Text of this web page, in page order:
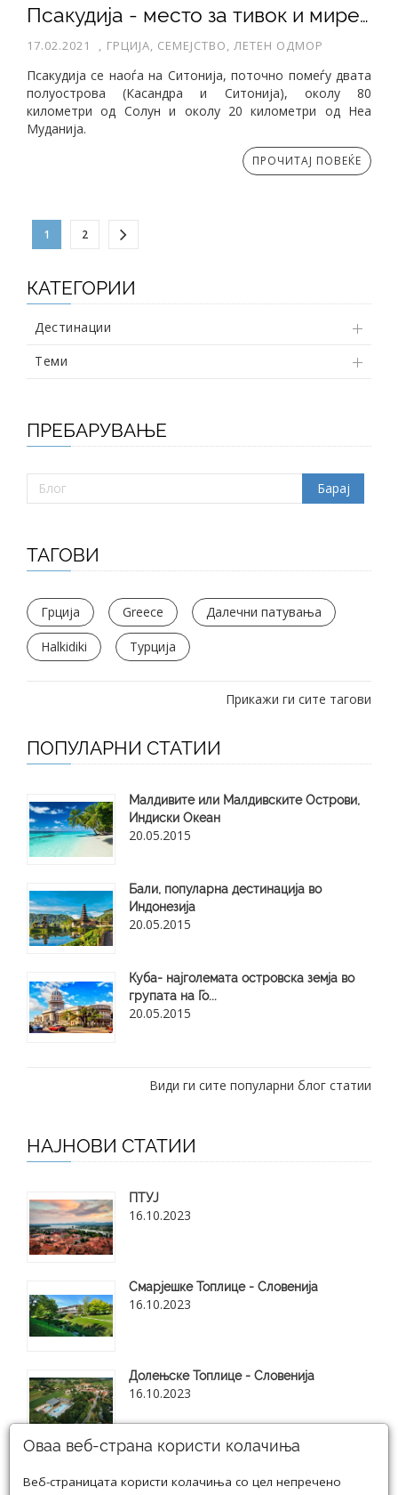
Псакудија - место за тивок и мирен одмор на Ситонија
17.02.2021 , ГРЦИЈА, СЕМЕЈСТВО, ЛЕТЕН ОДМОР
Псакудија се наоѓа на Ситонија, поточно помеѓу двата
полуострова (Касандра и Ситонија), околу 80
километри од Солун и околу 20 километри од Неа
Муданија.
ПРОЧИТАЈ ПОВЕЌЕ
1 2
КАТЕГОРИИ
Дестинации
Теми
ПРЕБАРУВАЊЕ
ТАГОВИ
Грција Greece Далечни патувања
Halkidiki Турција
Прикажи ги сите тагови
ПОПУЛАРНИ СТАТИИ
Малдивите или Малдивските Острови,
Индиски Океан
20.05.2015
Бали, популарна дестинација во
Индонезија
20.05.2015
Куба- најголемата островска земја во
групата на Го...
20.05.2015
Види ги сите популарни блог статии
НАЈНОВИ СТАТИИ
ПТУЈ
16.10.2023
Смарјешке Топлице - Словенија
16.10.2023
Долењске Топлице - Словенија
16.10.2023
Види ги сите нови блог статии
Оваа веб-страна користи колачиња
Веб-страницата користи колачиња со цел непречено